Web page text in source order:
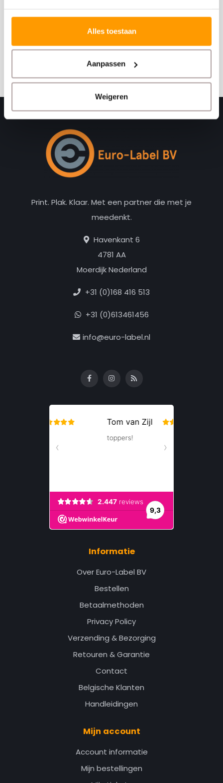
Alles toestaan
Aanpassen
Weigeren
Schrijf je hier in voor onze nieuwsbrief
Ontvang onze nieuwste aanbiedingen en
Print. Plak. Klaar. Met een partner die met je
meedenkt.
Havenkant 6
4781 AA
Moerdijk Nederland
+31 (0)168 416 513
+31 (0)613461456
info@euro-label.nl
Informatie
Over Euro-Label BV
Bestellen
Betaalmethoden
Privacy Policy
Verzending & Bezorging
Retouren & Garantie
Contact
Belgische Klanten
Handleidingen
Mijn account
Account informatie
Mijn bestellingen